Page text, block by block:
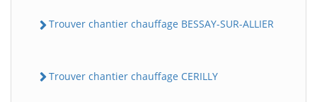
Trouver chantier chauffage BESSAY-SUR-ALLIER
Trouver chantier chauffage CERILLY